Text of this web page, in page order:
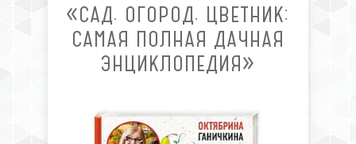
«САД. ОГОРОД. ЦВЕТНИК:
САМАЯ ПОЛНАЯ ДАЧНАЯ
ЭНЦИКЛОПЕДИЯ»